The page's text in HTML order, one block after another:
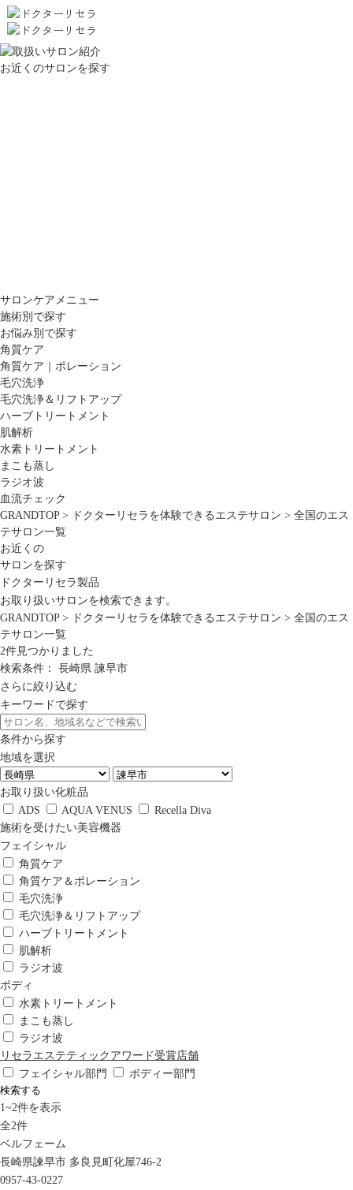
お近くのサロンを探す
サロンケアメニュー
施術別で探す
お悩み別で探す
角質ケア
角質ケア｜ポレーション
毛穴洗浄
毛穴洗浄＆リフトアップ
ハーブトリートメント
肌解析
水素トリートメント
まこも蒸し
ラジオ波
血流チェック
GRANDTOP> ドクターリセラを体験できるエステサロン > 全国のエス
テサロン一覧
お近くの
サロンを探す
ドクターリセラ製品
お取り扱いサロンを検索できます。
GRANDTOP> ドクターリセラを体験できるエステサロン > 全国のエス
テサロン一覧
2件見つかりました
検索条件：
長崎県 諫早市
さらに絞り込む
キーワードで探す
条件から探す
地域を選択
お取り扱い化粧品
ADS
AQUA VENUS
Recella Diva
施術を受けたい美容機器
フェイシャル
角質ケア
角質ケア＆ポレーション
毛穴洗浄
毛穴洗浄＆リフトアップ
ハーブトリートメント
肌解析
ラジオ波
ボディ
水素トリートメント
まこも蒸し
ラジオ波
リセラエステティックアワード受賞店舗
フェイシャル部門
ボディー部門
検索する
1~2件を表示
全2件
ベルフェーム
長崎県諫早市 多良見町化屋746-2
0957-43-0227